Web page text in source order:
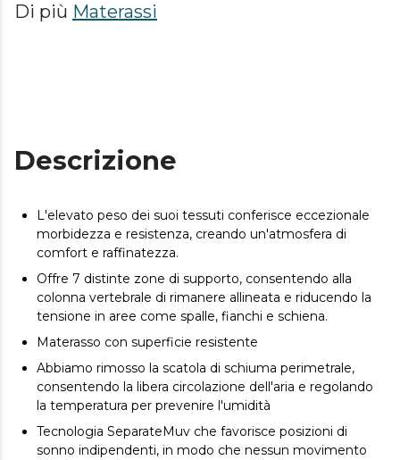
Di più Materassi
Descrizione
L'elevato peso dei suoi tessuti conferisce eccezionale
morbidezza e resistenza, creando un'atmosfera di
comfort e raffinatezza.
Offre 7 distinte zone di supporto, consentendo alla
colonna vertebrale di rimanere allineata e riducendo la
tensione in aree come spalle, fianchi e schiena.
Materasso con superficie resistente
Abbiamo rimosso la scatola di schiuma perimetrale,
consentendo la libera circolazione dell'aria e regolando
la temperatura per prevenire l'umidità
Tecnologia SeparateMuv che favorisce posizioni di
sonno indipendenti, in modo che nessun movimento